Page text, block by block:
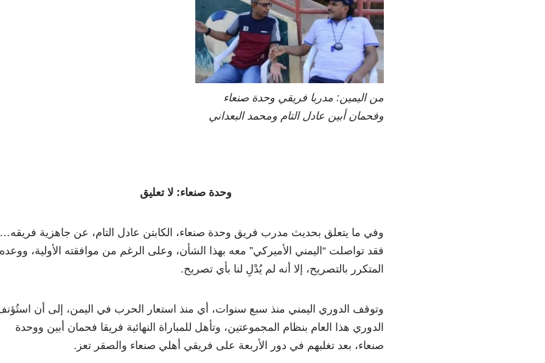
من اليمين: مدربا فريقي وحدة صنعاء
وفحمان أبين عادل التام ومحمد البعداني
وحدة صنعاء: لا تعليق
وفي ما يتعلق بحديث مدرب فريق وحدة صنعاء، الكابتن عادل التام، عن جاهزية
فقد تواصلت “اليمني الأميركي” معه بهذا الشأن، وعلى الرغم من موافقته الأولية،
المتكرر بالتصريح، إلا أنه لم يُدْلِ لنا بأي تصريح.
وتوقف الدوري اليمني منذ سبع سنوات، أي منذ استعار الحرب في اليمن، إلى أن
الدوري هذا العام بنظام المجموعتين، وتأهل للمباراة النهائية فريقا فحمان أبين ووحدة
صنعاء، بعد تغلبهم في دور الأربعة على فريقي أهلي صنعاء والصقر تعز.